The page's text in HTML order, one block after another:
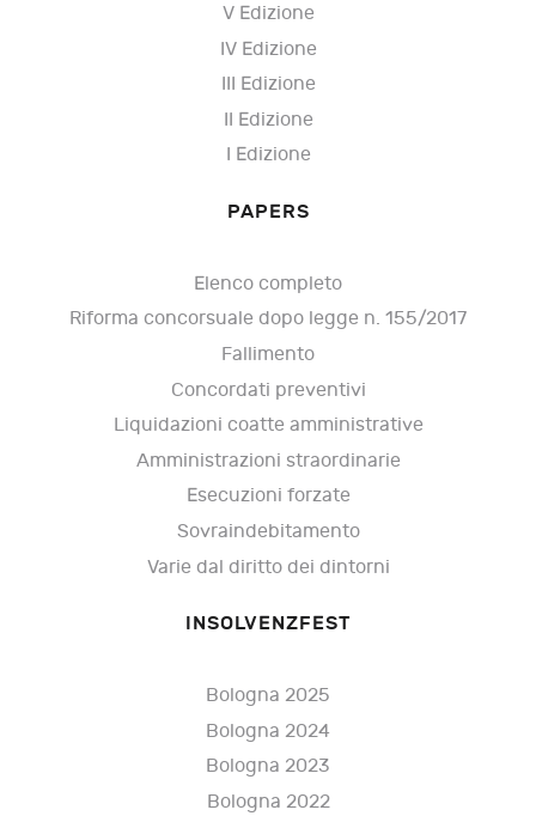
V Edizione
IV Edizione
III Edizione
II Edizione
I Edizione
PAPERS
Elenco completo
Riforma concorsuale dopo legge n. 155/2017
Fallimento
Concordati preventivi
Liquidazioni coatte amministrative
Amministrazioni straordinarie
Esecuzioni forzate
Sovraindebitamento
Varie dal diritto dei dintorni
INSOLVENZFEST
Bologna 2025
Bologna 2024
Bologna 2023
Bologna 2022